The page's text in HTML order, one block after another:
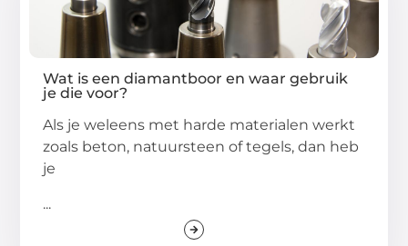
Wat is een diamantboor en waar gebruik
je die voor?
Als je weleens met harde materialen werkt
zoals beton, natuursteen of tegels, dan heb
je
...